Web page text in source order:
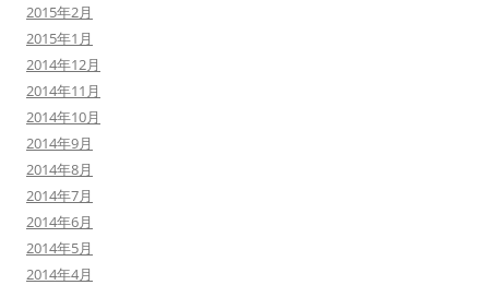
2015年2月
2015年1月
2014年12月
2014年11月
2014年10月
2014年9月
2014年8月
2014年7月
2014年6月
2014年5月
2014年4月